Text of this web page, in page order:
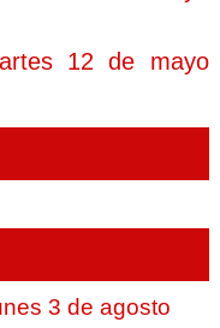
12 de mayo
3 de agosto